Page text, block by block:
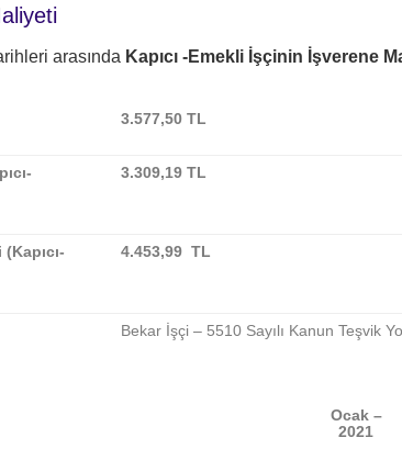
arasında Kapıcı -Emekli İşçinin İşverene
3.577,50 TL
3.309,19 TL
4.453,99 TL
Bekar İşçi – 5510 Sayılı Kanun Teşvik
Ocak –
2021